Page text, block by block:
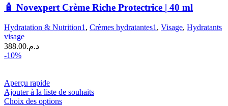
Novexpert
Crème
Riche
Protectrice
|
40
ml
🧴 Novexpert Crème Riche Protectrice | 40 ml
Hydratation & Nutrition1 , Crèmes hydratantes1 , Visage, Hydratants
visage
د.م.388.00
-10%
Aperçu rapide
Ajouter à la liste de souhaits
Choix des optionsCe